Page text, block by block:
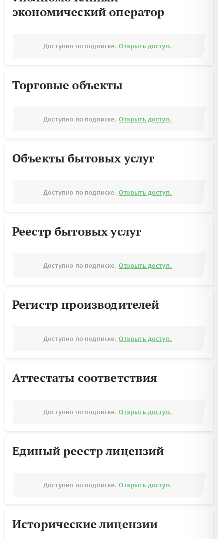
экономический оператор
Доступно по подписке. Открыть доступ.
Торговые объекты
Доступно по подписке. Открыть доступ.
Объекты бытовых услуг
Доступно по подписке. Открыть доступ.
Реестр бытовых услуг
Доступно по подписке. Открыть доступ.
Регистр производителей
Доступно по подписке. Открыть доступ.
Аттестаты соответствия
Доступно по подписке. Открыть доступ.
Единый реестр лицензий
Доступно по подписке. Открыть доступ.
Исторические лицензии